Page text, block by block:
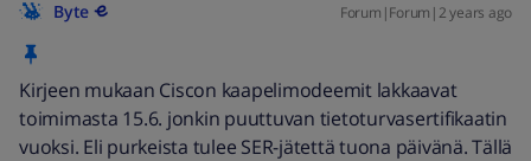
Byte Forum|Forum|2 years ago
Kirjeen mukaan Ciscon kaapelimodeemit lakkaavat
toimimasta 15.6. jonkin puuttuvan tietoturvasertifikaatin
vuoksi. Eli purkeista tulee SER-jätettä tuona päivänä. Tällä